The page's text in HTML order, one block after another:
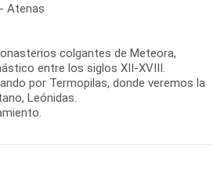
Atenas
colgantes de Meteora,
entre los siglos XII-XVIII.
por Termopilas, donde veremos la
Leónidas.